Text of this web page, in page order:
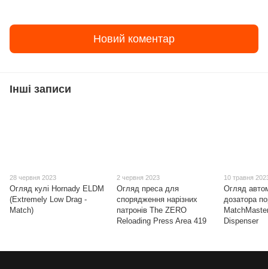
Новий коментар
Інші записи
28 червня 2023
Огляд кулі Hornady ELDM
(Extremely Low Drag -
Match)
2 червня 2023
Огляд преса для
спорядження нарізних
патронів The ZERO
Reloading Press Area 419
10 травня
Огляд
дозатора
Dispenser